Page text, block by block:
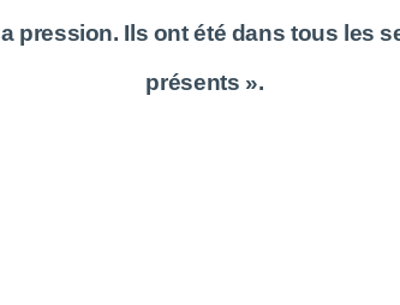
pression. Ils ont été dans tous les
présents ».